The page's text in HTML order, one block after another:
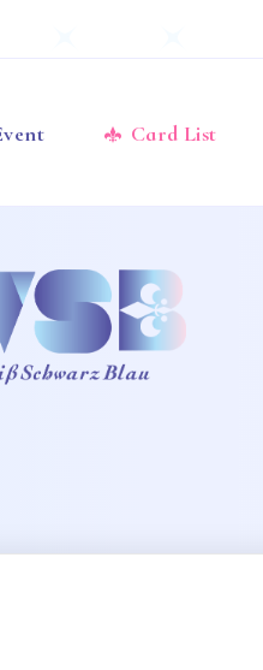
Card List
ST PROJECT ©Eve THE
Corp. © STPR Inc.